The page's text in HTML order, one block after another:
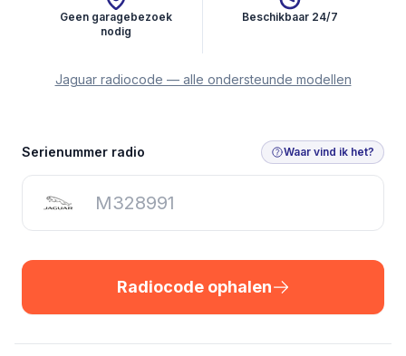
Geen garagebezoek
nodig
Beschikbaar 24/7
Jaguar radiocode — alle ondersteunde modellen
Radiocode ophalen
Serienummer radio Waar vind ik het?
Radiocode ophalen